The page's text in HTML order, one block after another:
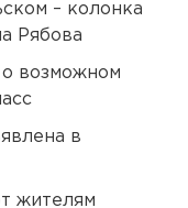
– колонка
Рябова
возможном
в
жителям